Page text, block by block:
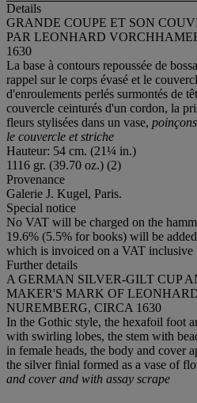
Details
GRANDE COUPE ET SON
PAR LEONHARD
1630
La base à contours repoussée de
rappel sur le corps évasé et le
d'enroulements perlés surmontés de
couvercle ceinturés d'un cordon, la
fleurs stylisées dans un vase,
le couvercle et striche
Hauteur: 54 cm. (21¼ in.)
1116 gr. (39.70 oz.) (2)
Provenance
Galerie J. Kugel, Paris.
Special notice
No VAT will be charged on the
19.6% (5.5% for books) will be
which is invoiced on a VAT inclusive
Further details
A GERMAN SILVER-GILT CUP
MAKER'S MARK OF
NUREMBERG, CIRCA 1630
In the Gothic style, the hexafoil foot
with swirling lobes, the stem with
in female heads, the body and cover
the silver finial formed as a vase of
and cover and with assay scrape